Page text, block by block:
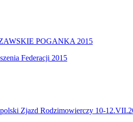
POGANKA 2015
Federacji 2015
Zjazd Rodzimowierczy 10-